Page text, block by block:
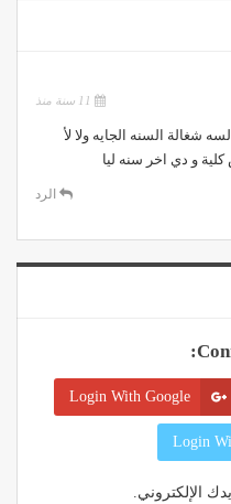
شغالة السنه الجايه ولا لأ
و دي اخر سنه ليا
الرد
Login With Google
Login
الإلكتروني.